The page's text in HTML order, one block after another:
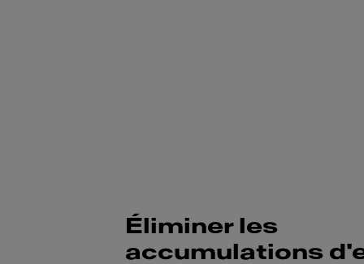
Éliminer les
accumulations